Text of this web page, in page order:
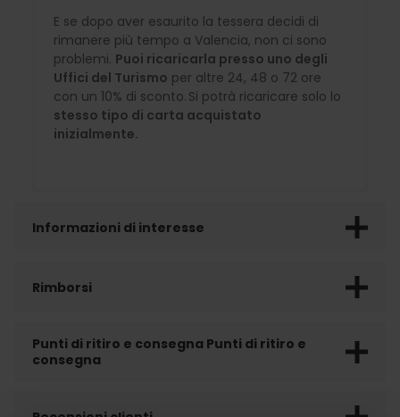
E se dopo aver esaurito la tessera decidi di
rimanere più tempo a Valencia, non ci sono
problemi. Puoi ricaricarla presso uno degli
Uffici del Turismo per altre 24, 48 o 72 ore
con un 10% di sconto. Si potrà ricaricare solo lo
stesso tipo di carta acquistato
inizialmente.
Informazioni di interesse
Rimborsi
Punti di ritiro e consegna Punti di ritiro e
consegna